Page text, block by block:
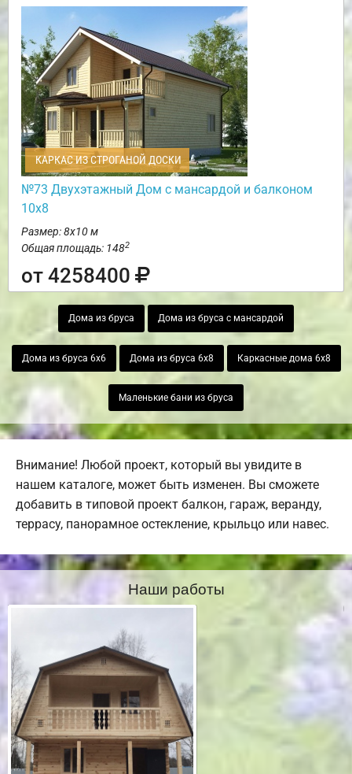
КАРКАС ИЗ СТРОГАНОЙ ДОСКИ
№73 Двухэтажный Дом с мансардой и балконом
10х8
Размер: 8х10 м
Общая площадь: 1482
от 4258400
Дома из бруса Дома из бруса с мансардой
Дома из бруса 6х6 Дома из бруса 6х8 Каркасные дома 6х8
Маленькие бани из бруса
Внимание! Любой проект, который вы увидите в
нашем каталоге, может быть изменен. Вы сможете
добавить в типовой проект балкон, гараж, веранду,
террасу, панорамное остекление, крыльцо или навес.
Наши работы